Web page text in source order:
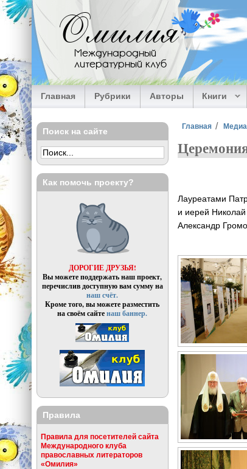
Перейти к основному содержанию
Омилия
Международный
литературный клуб
Главная Рубрики Авторы Книги
Вы здесь
Главная
Лауреатами
и иерей
Александр
Поиск на сайте
Как помочь проекту?
ДОРОГИЕ ДРУЗЬЯ!
Вы можете поддержать наш проект,
перечислив доступную вам сумму на
наш счёт.
Кроме того, вы можете разместить
на своём сайтенаш баннер.
Правила
Правила для посетителей сайта
Международного клуба
православных литераторов
«Омилия»